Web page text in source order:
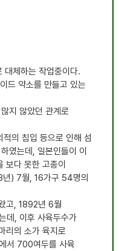
체하는 작업중이다.
드 약소를 만들고 있는
지 않았던 관계로
의 침입 등으로 인해 섬
였는데, 일본인들이 이
보다 못한 고종이
) 7월, 16가구 54명의
고, 1892년 6월
데, 이후 사육두수가
리의 소가 육지로
서 700여두를 사육